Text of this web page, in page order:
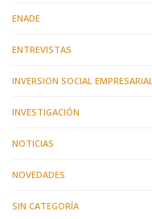
ENADE
ENTREVISTAS
INVERSION SOCIAL EMPRESARIAL
INVESTIGACIÓN
NOTICIAS
NOVEDADES
SIN CATEGORÍA